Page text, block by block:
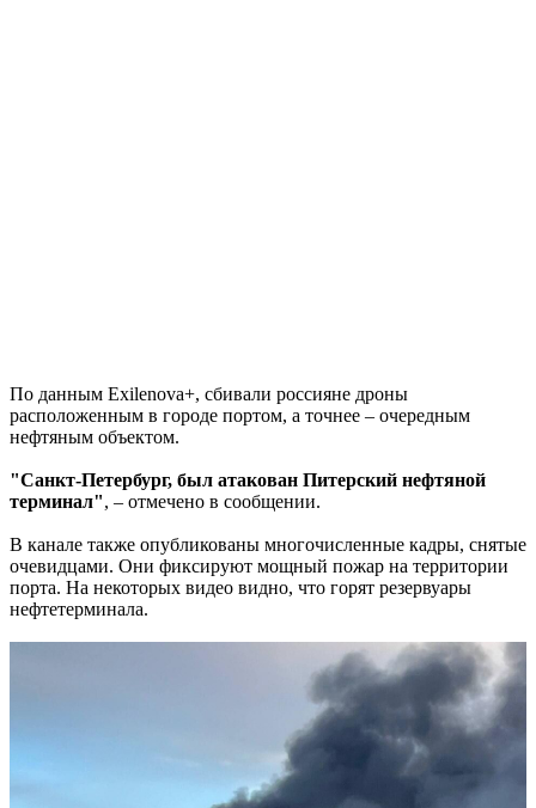
По данным Exilenova+, сбивали россияне дроны
расположенным в городе портом, а точнее – очередным
нефтяным объектом.
"Санкт-Петербург, был атакован Питерский нефтяной
терминал", – отмечено в сообщении.
В канале также опубликованы многочисленные кадры, снятые
очевидцами. Они фиксируют мощный пожар на территории
порта. На некоторых видео видно, что горят резервуары
нефтетерминала.